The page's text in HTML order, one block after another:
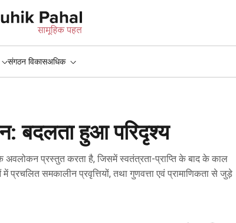
संगठन विकासअधिक
बदलता हुआ परिदृश्य
प्रचलित समकालीन प्रवृत्तियों, तथा गुणवत्ता एवं प्रामाणिकता से जुड़े